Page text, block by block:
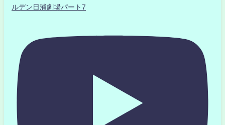
ルデン日浦劇場パート7